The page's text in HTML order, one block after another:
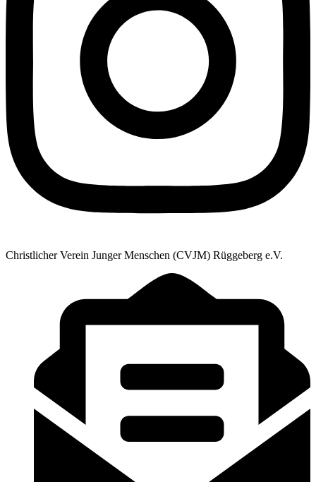
Christlicher Verein Junger Menschen (CVJM) Rüggeberg e.V.